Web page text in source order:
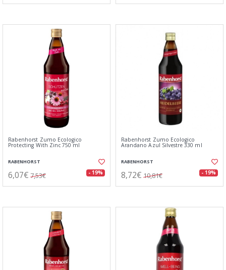
Rabenhorst Zumo Ecologico
Protecting With Zinc 750 ml
RABENHORST
6,07€ 7,53€ - 19%
Rabenhorst Zumo Ecologico
Arandano Azul Silvestre 330 ml
RABENHORST
8,72€ 10,81€ - 19%